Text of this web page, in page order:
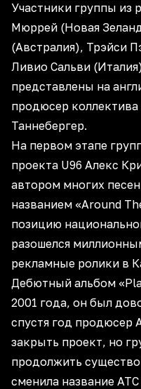
Участники группы из
Мюррей (Новая
(Австралия), Трэйси
Ливио Сальви
представлены на
продюсер
Таннебергер.
На первом этапе
проекта U96 Алекс
автором многих
названием «Around
позицию
разошелся
рекламные ролики в
Дебютный альбом
2001 года, он был
спустя год продюсер
закрыть проект, но
продолжить
сменила название